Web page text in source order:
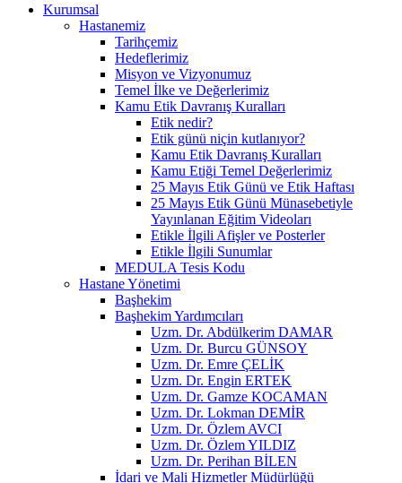
Kurumsal
Hastanemiz
Tarihçemiz
Hedeflerimiz
Misyon ve Vizyonumuz
Temel İlke ve Değerlerimiz
Kamu Etik Davranış Kuralları
Etik nedir?
Etik günü niçin kutlanıyor?
Kamu Etik Davranış Kuralları
Kamu Etiği Temel Değerlerimiz
25 Mayıs Etik Günü ve Etik Haftası
25 Mayıs Etik Günü Münasebetiyle
Yayınlanan Eğitim Videoları
Etikle İlgili Afişler ve Posterler
Etikle İlgili Sunumlar
MEDULA Tesis Kodu
Hastane Yönetimi
Başhekim
Başhekim Yardımcıları
Uzm. Dr. Abdülkerim DAMAR
Uzm. Dr. Burcu GÜNSOY
Uzm. Dr. Emre ÇELİK
Uzm. Dr. Engin ERTEK
Uzm. Dr. Gamze KOCAMAN
Uzm. Dr. Lokman DEMİR
Uzm. Dr. Özlem AVCI
Uzm. Dr. Özlem YILDIZ
Uzm. Dr. Perihan BİLEN
İdari ve Mali Hizmetler Müdürlüğü